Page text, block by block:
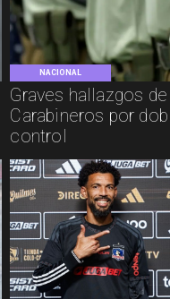
NACIONAL
Graves hallazgos
Carabineros por
control